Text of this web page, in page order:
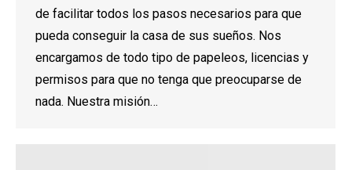
de facilitar todos los pasos necesarios para que
pueda conseguir la casa de sus sueños. Nos
encargamos de todo tipo de papeleos, licencias y
permisos para que no tenga que preocuparse de
nada. Nuestra misión…